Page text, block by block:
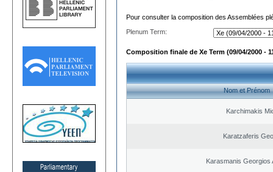
Pour consulter la composition des Assemblées
Plenum Term:
Composition finale de Xe Term (09/04/2000 -
Nom et Prénom
Karchimakis
Karatzaferis
Karasmanis Georgios